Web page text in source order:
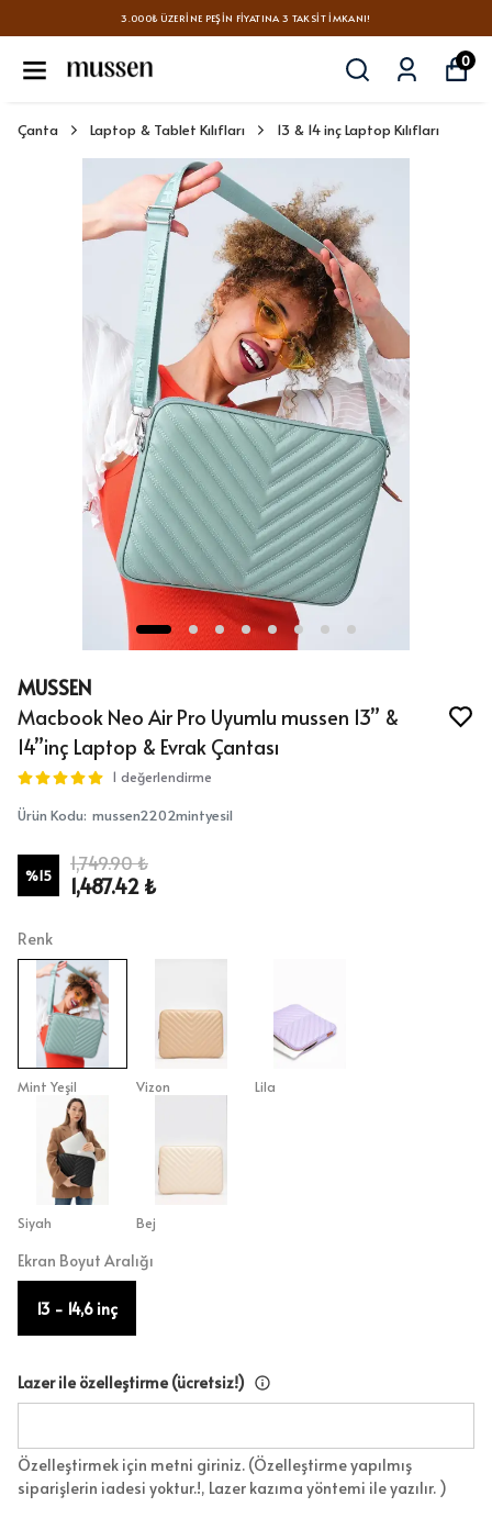
3.000₺ ÜZERINE PEŞIN FIYATINA 3 TAKSIT İMKANI!
0
Çanta Laptop & Tablet Kılıfları 13 & 14 inç Laptop Kılıfları
MUSSEN
Macbook Neo Air Pro Uyumlu mussen 13” &
14”inç Laptop & Evrak Çantası
1 değerlendirme
Ürün Kodu: mussen2202mintyesil
%15
1,749.90 ₺
1,487.42 ₺
Renk
Mint Yeşil Vizon Lila
Siyah Bej
Ekran Boyut Aralığı
13 - 14,6 inç
Lazer ile özelleştirme (ücretsiz!)
Özelleştirmek için metni giriniz. (Özelleştirme yapılmış
siparişlerin iadesi yoktur.!, Lazer kazıma yöntemi ile yazılır. )